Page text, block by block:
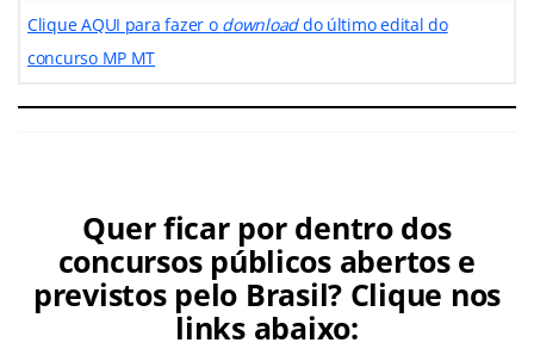
Clique AQUI para fazer o downloaddo último edital do
concurso MP MT
Quer ficar por dentro dos
concursos públicos abertos e
previstos pelo Brasil? Clique nos
links abaixo: